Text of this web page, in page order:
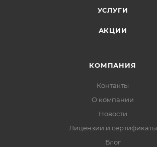
УСЛУГИ
АКЦИИ
КОМПАНИЯ
Контакты
О компании
Новости
Лицензии и сертификаты
Блог